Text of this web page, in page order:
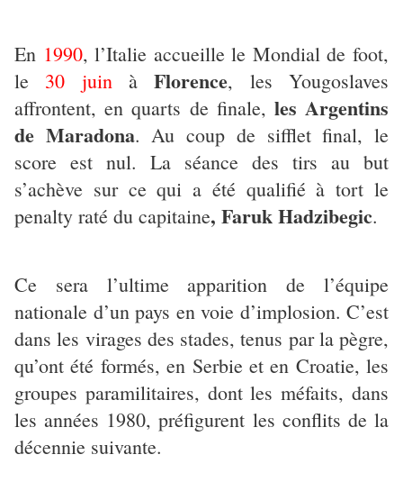
En 1990, l’Italie accueille le Mondial de foot,
le 30 juinàFlorence, les Yougoslaves
affrontent, en quarts de finale, les Argentins
de Maradona. Au coup de sifflet final, le
score est nul. La séance des tirs au but
s’achève sur ce qui a été qualifié à tort le
penalty raté du capitaine, Faruk Hadzibegic.
Ce sera l’ultime apparition de l’équipe
nationale d’un pays en voie d’implosion. C’est
dans les virages des stades, tenus par la pègre,
qu’ont été formés, en Serbie et en Croatie, les
groupes paramilitaires, dont les méfaits, dans
les années 1980, préfigurent les conflits de la
décennie suivante.